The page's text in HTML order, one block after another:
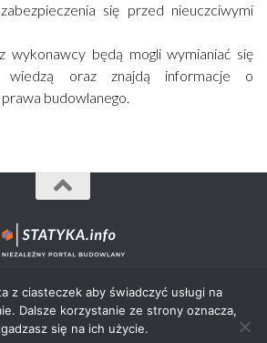
się przed nieuczciwymi
wykonawcy będą mogli wymianiać się
wiedzą oraz znajdą informacje o
budowlanego.
2026 - wszystkie prawa zastrzeżone.
z ciasteczek aby świadczyć usługi na
Dalsze korzystanie ze strony oznacza,
się na ich użycie.